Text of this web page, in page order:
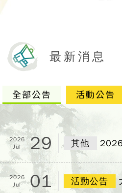
最新消息
全部公告 活動公告
2026
Jul
29 其他
2026
Jul
01 活動公告